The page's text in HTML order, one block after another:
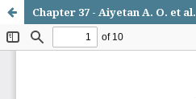
Chapter 37 - Aiyetan A. O. et al.